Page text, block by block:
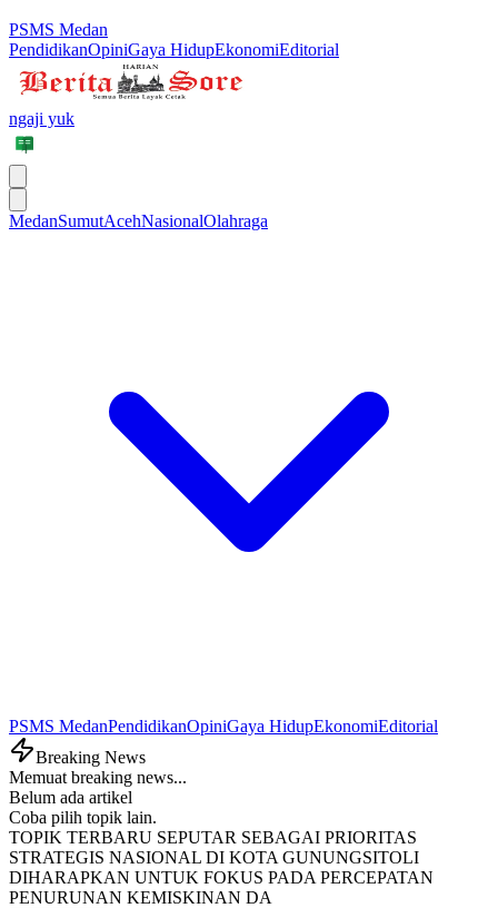
PSMS Medan
PendidikanOpiniGaya HidupEkonomiEditorial
ngaji yuk
MedanSumutAcehNasionalOlahraga
PSMS MedanPendidikanOpiniGaya HidupEkonomiEditorial
Breaking News
Memuat breaking news...
Belum ada artikel
Coba pilih topik lain.
TOPIK TERBARU SEPUTAR SEBAGAI PRIORITAS
STRATEGIS NASIONAL DI KOTA GUNUNGSITOLI
DIHARAPKAN UNTUK FOKUS PADA PERCEPATAN
PENURUNAN KEMISKINAN DA